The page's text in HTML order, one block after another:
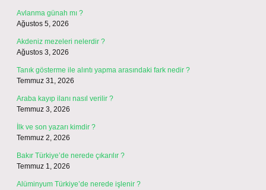
Avlanma günah mı ?
Ağustos 5, 2026
Akdeniz mezeleri nelerdir ?
Ağustos 3, 2026
Tanık gösterme ile alıntı yapma arasındaki fark nedir ?
Temmuz 31, 2026
Araba kayıp ilanı nasıl verilir ?
Temmuz 3, 2026
İlk ve son yazarı kimdir ?
Temmuz 2, 2026
Bakır Türkiye’de nerede çıkarılır ?
Temmuz 1, 2026
Alüminyum Türkiye’de nerede işlenir ?